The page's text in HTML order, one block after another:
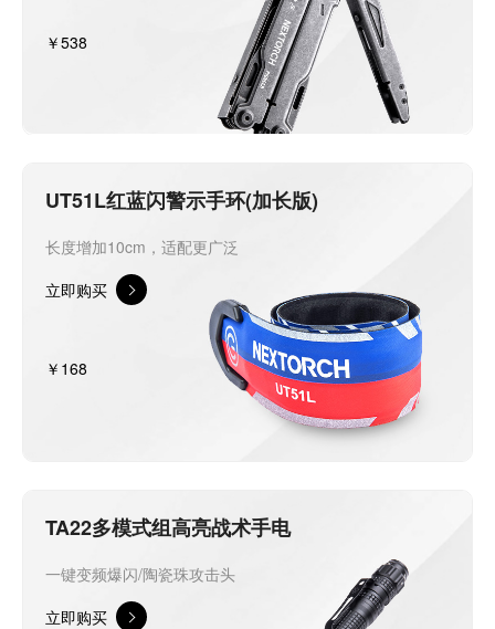
￥538
UT51L红蓝闪警示手环(加长版)
长度增加10cm，适配更广泛
立即购买
￥168
TA22多模式组高亮战术手电
一键变频爆闪/陶瓷珠攻击头
立即购买